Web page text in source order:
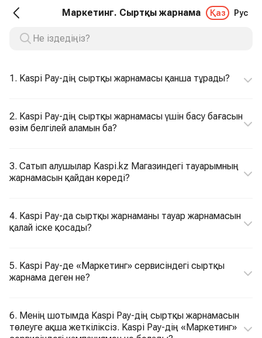
Маркетинг. Сыртқы жарнама Қаз Рус
1. Kaspi Pay-дің сыртқы жарнамасы қанша тұрады?
2. Kaspi Pay-дің сыртқы жарнамасы үшін басу бағасын
өзім белгілей аламын ба?
3. Сатып алушылар Kaspi.kz Магазиндегі тауарымның
жарнамасын қайдан көреді?
4. Kaspi Pay-да сыртқы жарнаманы тауар жарнамасын
қалай іске қосады?
5. Kaspi Pay-де «Маркетинг» сервисіндегі сыртқы
жарнама деген не?
6. Менің шотымда Kaspi Pay-дің сыртқы жарнамасын
төлеуге ақша жеткіліксіз. Kaspi Pay-дің «Маркетинг»